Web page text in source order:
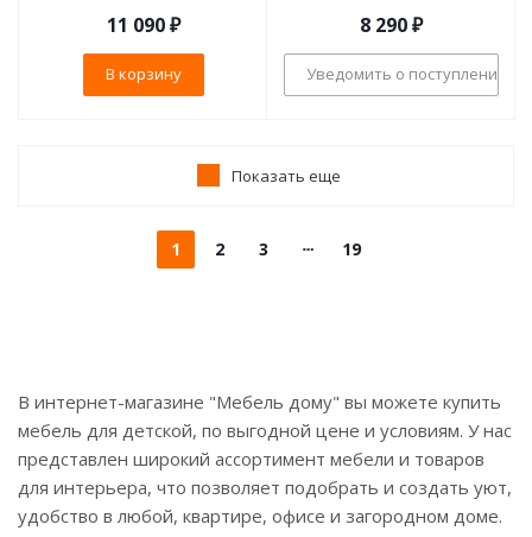
11 090₽
В корзину
8 290₽
Уведомить о поступлении
Показать еще
1 2 3 19
В интернет-магазине "Мебель дому" вы можете купить
мебель для детской, по выгодной цене и условиям. У нас
представлен широкий ассортимент мебели и товаров
для интерьера, что позволяет подобрать и создать уют,
удобство в любой, квартире, офисе и загородном доме.